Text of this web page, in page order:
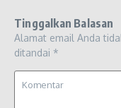
Tinggalkan Balasan
Alamat email Anda
ditandai *